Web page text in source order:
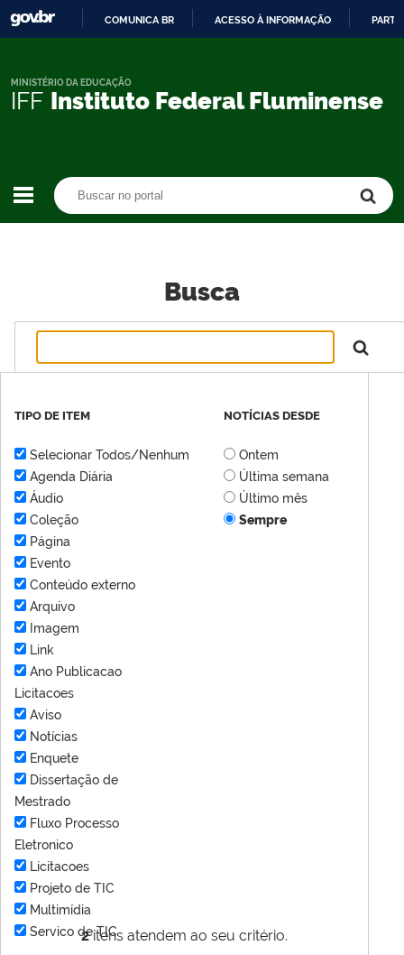
CONTEÚDO
COMUNICA BR ACESSO À INFORMAÇÃO
IFF Instituto Federal Fluminense
MINISTÉRIO DA EDUCAÇÃO
Busca
2itens atendem ao seu critério.
TIPO DE ITEM
Selecionar Todos/Nenhum
Agenda Diária
Áudio
Coleção
Página
Evento
Conteúdo externo
Arquivo
Imagem
Link
Ano Publicacao
Licitacoes
Aviso
Notícias
Enquete
Dissertação de
Mestrado
Fluxo Processo
Eletronico
Licitacoes
Projeto de TIC
Multimídia
Servico de TIC
NOTÍCIAS DESDE
Ontem
Última semana
Último mês
Sempre